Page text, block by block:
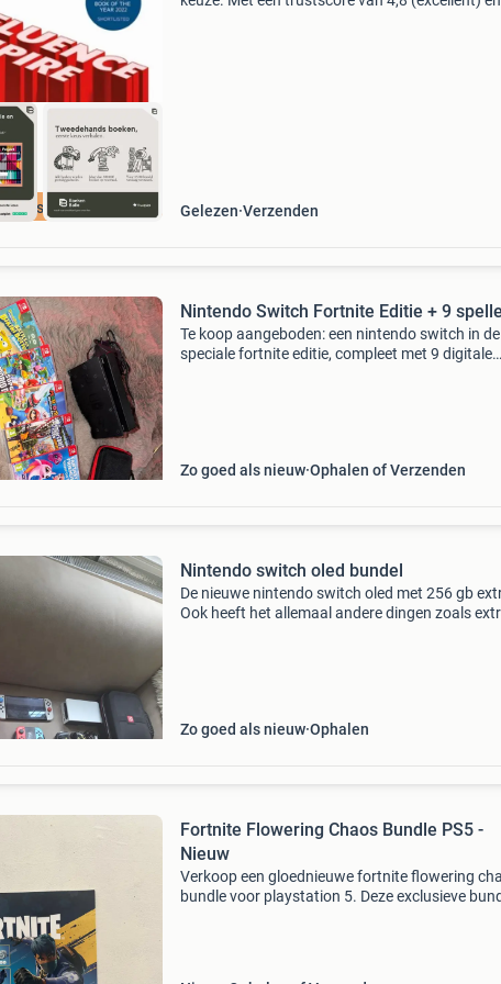
prijs Gelezen Verzenden
Nintendo Switch Fortnite Editie + 9
Te koop aangeboden: een nintendo switch in de
speciale fortnite editie, compleet met 9 digitale
Zo goed als nieuw Ophalen of Verzenden
Nintendo switch oled bundel
De nieuwe nintendo switch oled met 256 gb
Ook heeft het allemaal andere dingen zoals
Zo goed als nieuw Ophalen
Fortnite Flowering Chaos Bundle PS5 -
Nieuw
Verkoop een gloednieuwe fortnite flowering
bundle voor playstation 5. Deze exclusieve